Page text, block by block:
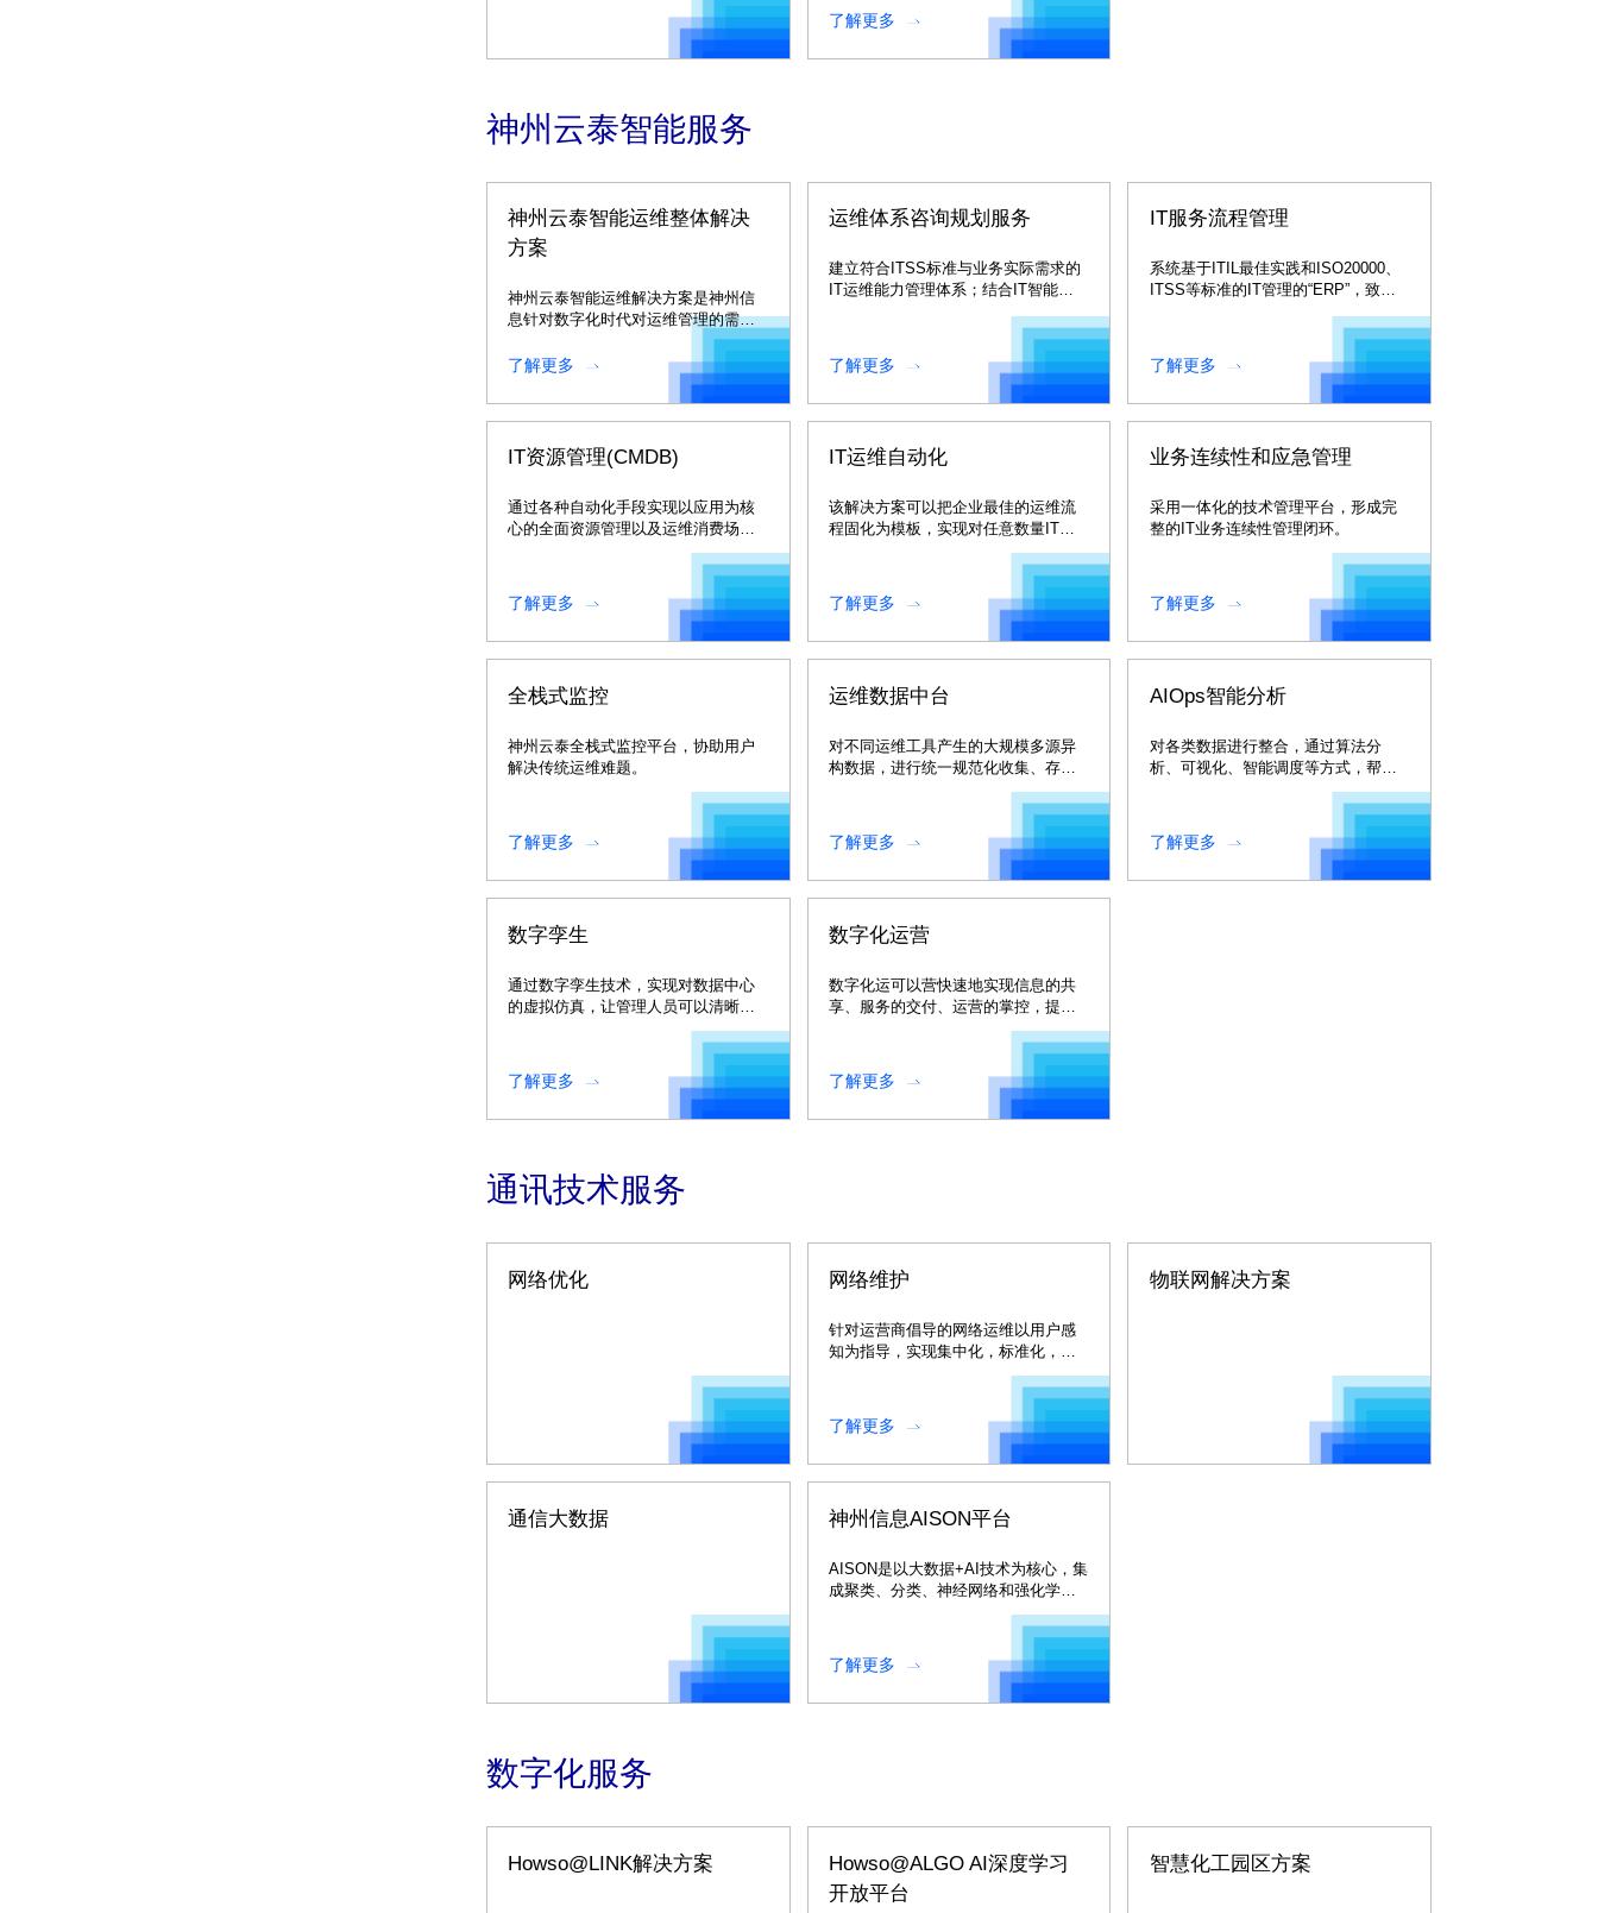
需要的健全的本地和云的设计。
了解更多
神州云泰智能服务
神州云泰智能运维整体解决
方案
神州云泰智能运维解决方案是神州信
息针对数字化时代对运维管理的需
求，自主研发的“监管控析”一体化智能
运维解决方案。
了解更多
运维体系咨询规划服务
建立符合ITSS标准与业务实际需求的
IT运维能力管理体系；结合IT智能运
划成果落地到IT运维体系中。
了解更多
IT服务流程管理
系统基于ITIL最佳实践和ISO20000、
ITSS等标准的IT管理的“ERP”，致力
了解更多
IT资源管理(CMDB)
通过各种自动化手段实现以应用为核
心的全面资源管理以及运维消费场景
共享，支撑数据驱动的智能化运维新
模式，还能为人行监管等提供高质量
的上报数据。
了解更多
IT运维自动化
该解决方案可以把企业最佳的运维流
程固化为模板，实现对任意数量IT资
了解更多
业务连续性和应急管理
采用一体化的技术管理平台，形成完
整的IT业务连续性管理闭环。
了解更多
全栈式监控
神州云泰全栈式监控平台，协助用户
解决传统运维难题。
了解更多
运维数据中台
对不同运维工具产生的大规模多源异
构数据，进行统一规范化收集、存
储、挖掘、分析、呈现，为数据中心
了解更多
AIOps智能分析
对各类数据进行整合，通过算法分
析、可视化、智能调度等方式，帮助
运维人员提前感知问题或者发现潜在
风险，化被动为主动，提升IT服务质
量。
了解更多
数字孪生
通过数字孪生技术，实现对数据中心
的虚拟仿真，让管理人员可以清晰直
观地掌握IT运营中的有效信息
了解更多
数字化运营
数字化运可以营快速地实现信息的共
享、服务的交付、运营的掌控，提高
了解更多
通讯技术服务
网络优化 网络维护
针对运营商倡导的网络运维以用户感
知为指导，实现集中化，标准化，信
息化和精英化总体思路和理念。
了解更多
物联网解决方案
通信大数据 神州信息AISON平台
AISON是以大数据+AI技术为核心，集
成聚类、分类、神经网络和强化学习
等多种算法，打造的网络智能优化新
了解更多
数字化服务
Howso@LINK解决方案
Howso@ALGO AI深度学习
开放平台
智慧化工园区方案